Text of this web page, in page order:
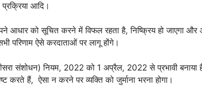
आदि।
को सूचित करने में विफल रहता है, निष्क्रिय हो जाएगा और
परिणाम ऐसे करदाताओं पर लागू होंगे।
संशोधन) नियम, 2022 को 1 अप्रैल, 2022 से प्रभावी बनाया
हैं, ऐसा न करने पर व्यक्ति को जुर्माना भरना होगा।